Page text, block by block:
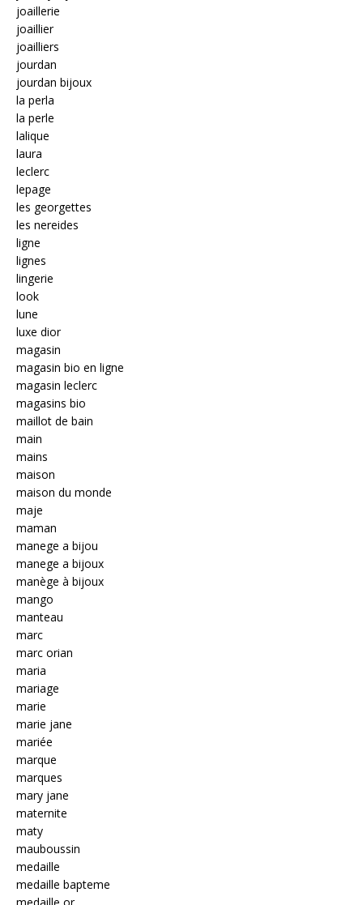
joaillerie
joaillier
joailliers
jourdan
jourdan bijoux
la perla
la perle
lalique
laura
leclerc
lepage
les georgettes
les nereides
ligne
lignes
lingerie
look
lune
luxe dior
magasin
magasin bio en ligne
magasin leclerc
magasins bio
maillot de bain
main
mains
maison
maison du monde
maje
maman
manege a bijou
manege a bijoux
manège à bijoux
mango
manteau
marc
marc orian
maria
mariage
marie
marie jane
mariée
marque
marques
mary jane
maternite
maty
mauboussin
medaille
medaille bapteme